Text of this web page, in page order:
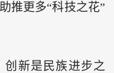
推更多“科技之花”
新是民族进步之